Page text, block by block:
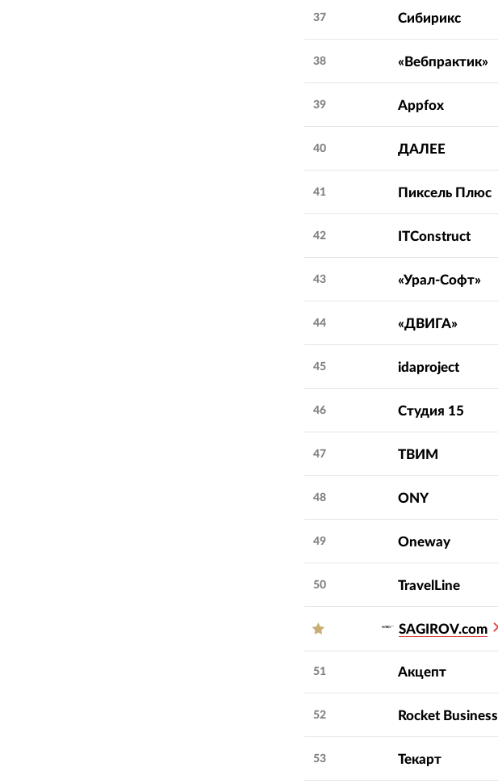
37 Сибирикс
38 «Вебпрактик»
39 Appfox
40 ДАЛЕЕ
41 Пиксель Плюс
42 ITConstruct
43 «Урал-Софт»
44 «ДВИГА»
45 idaproject
46 Студия 15
47 ТВИМ
48 ONY
49 Oneway
50 TravelLine
SAGIROV.com
51 Акцепт
52 Rocket Business
53 Текарт